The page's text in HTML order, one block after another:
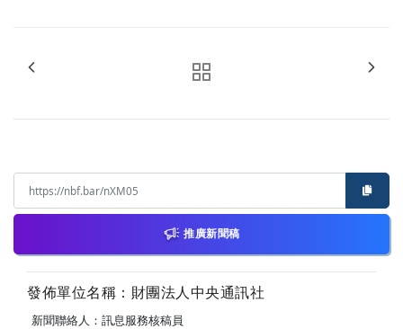
推廣新聞稿
發佈單位名稱：財團法人中央通訊社
新聞聯絡人：訊息服務核稿員